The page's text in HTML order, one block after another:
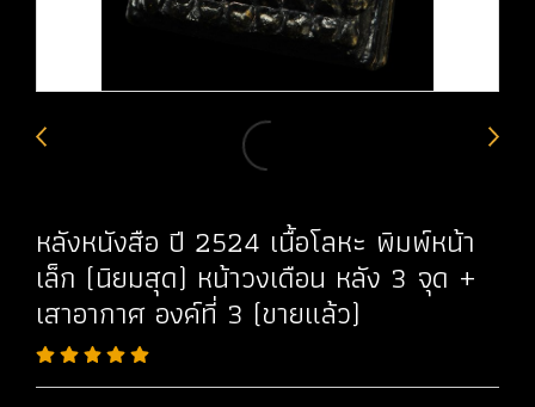
หลังหนังสือ ปี 2524 เนื้อโลหะ พิมพ์หน้า
เล็ก (นิยมสุด) หน้าวงเดือน หลัง 3 จุด +
เสาอากาศ องค์ที่ 3 (ขายแล้ว)